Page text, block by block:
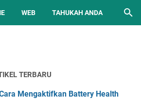
WEB TAHUKAH ANDA
TERBARU
Mengaktifkan Battery Health